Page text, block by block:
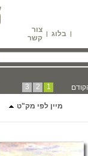
| בלוג | צור
קשר
1
2
3
מיין לפי מק"ט